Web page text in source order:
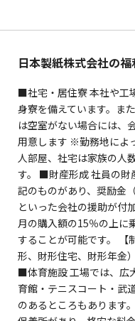
日本製紙株式会社の
■社宅・居住寮 本社や工
身寮を備えています。ま
は空室がない場合には、
用意します ※勤務地によ
人部屋、社宅は家族の人
す。 ■財産形成 社員の財
記のものがあり、奨励金
といった会社の援助が付
月の購入額の15％の上に
することが可能です。 【
形、財形住宅、財形年金
■体育施設 工場では、広
育館・テニスコート・武
のあるところもあります